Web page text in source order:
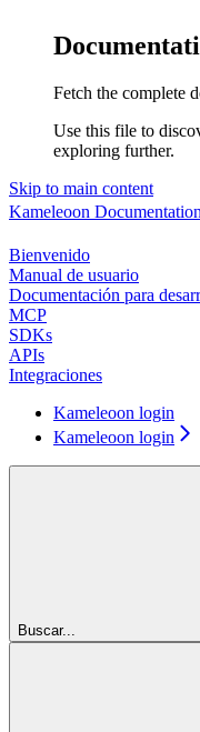
Fetch the complete
Use this file to
exploring further.
Skip to main content
Kameleoon Documentation
Bienvenido
Manual de usuario
Documentación para
MCP
SDKs
APIs
Integraciones
Kameleoon login
Kameleoon login
Buscar...